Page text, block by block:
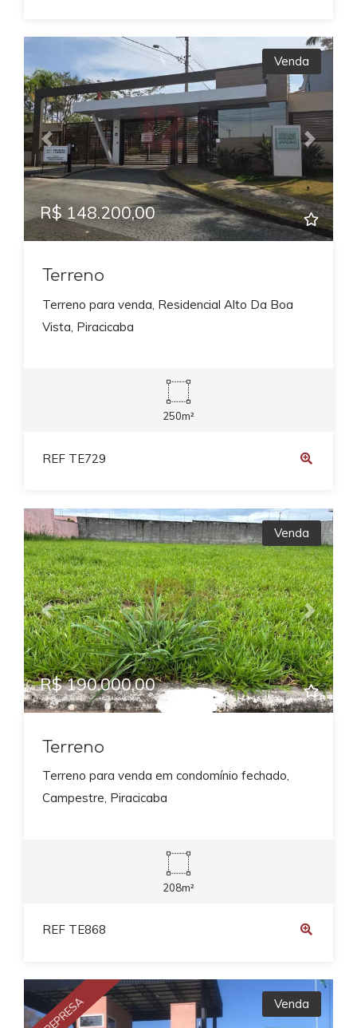
Previous Next
Venda
R$ 148.200,00
Terreno
Terreno para venda, Residencial Alto Da Boa
Vista, Piracicaba
250m²
REF TE729
Previous Next
Venda
R$ 190.000,00
Terreno
Terreno para venda em condomínio fechado,
Campestre, Piracicaba
208m²
REF TE868
REPRESA Venda